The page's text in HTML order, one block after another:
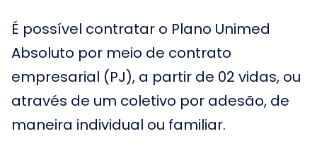
É possível contratar o Plano Unimed
Absoluto por meio de contrato
empresarial (PJ), a partir de 02 vidas, ou
através de um coletivo por adesão, de
maneira individual ou familiar.